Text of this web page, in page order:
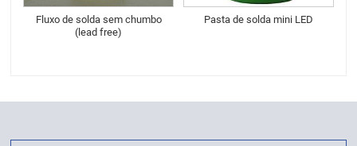
Fluxo de solda sem chumbo
(lead free)
Pasta de solda mini LED